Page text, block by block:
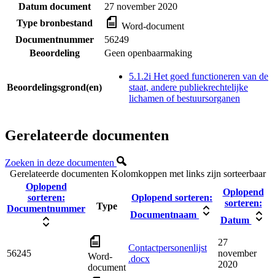
Datum document
27 november 2020
Type bronbestand
Word-document
Documentnummer
56249
Beoordeling
Geen openbaarmaking
Beoordelingsgrond(en)
5.1.2i Het goed functioneren van de
staat, andere publiekrechtelijke
lichamen of bestuursorganen
Gerelateerde documenten
Zoeken in deze documenten
Gerelateerde documenten Kolomkoppen met links zijn sorteerbaar
Oplopend
sorteren:
Documentnummer
Type
Oplopend sorteren:
Documentnaam
Oplopend
sorteren:
Datum
56245
Word-
document
Contactpersonenlijst
.docx
27
november
2020